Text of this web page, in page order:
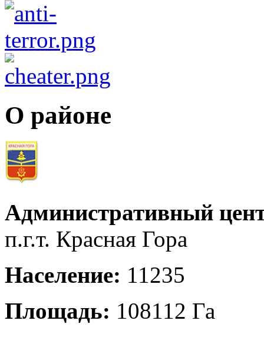
О районе
Административный
п.г.т. Красная Гора
Население: 11235
Площадь: 108112 Га